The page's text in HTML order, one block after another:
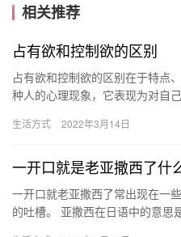
相关推荐
占有欲和控制欲的区别
占有欲和控制欲的区别在于特点
种人的心理现象，它表现为对自
爽；控…
生活方式 2022年3月14日
一开口就是老亚撒西了什
一开口就老亚撒西了常出现在一
的吐槽。 亚撒西在日语中的意思